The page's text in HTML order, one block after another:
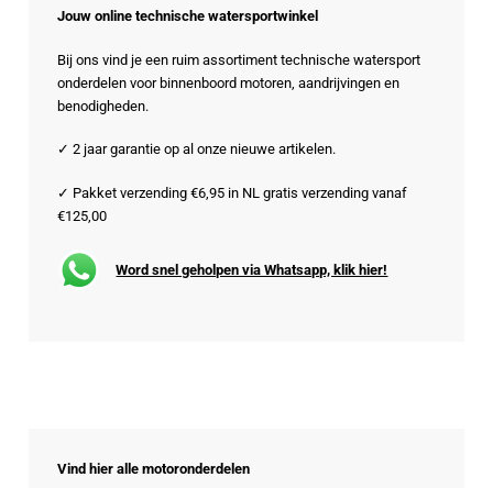
Jouw online technische watersportwinkel
Bij ons vind je een ruim assortiment technische watersport
onderdelen voor binnenboord motoren, aandrijvingen en
benodigheden.
✓ 2 jaar garantie op al onze nieuwe artikelen.
✓ Pakket verzending €6,95 in NL gratis verzending vanaf
€125,00
Word snel geholpen via Whatsapp, klik hier!
Vind hier alle motoronderdelen